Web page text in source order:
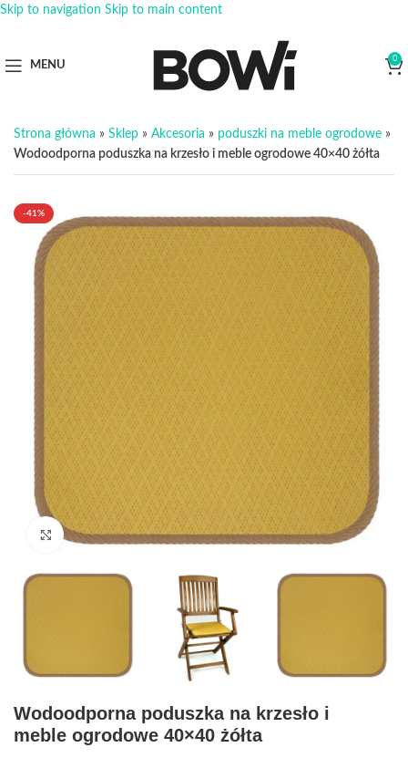
Skip to navigation Skip to main content
MENU
0
Strona główna » Sklep » Akcesoria » poduszki na meble ogrodowe »
Wodoodporna poduszka na krzesło i meble ogrodowe 40×40 żółta
-41%
Click to enlarge
Wodoodporna poduszka na krzesło i
meble ogrodowe 40×40 żółta